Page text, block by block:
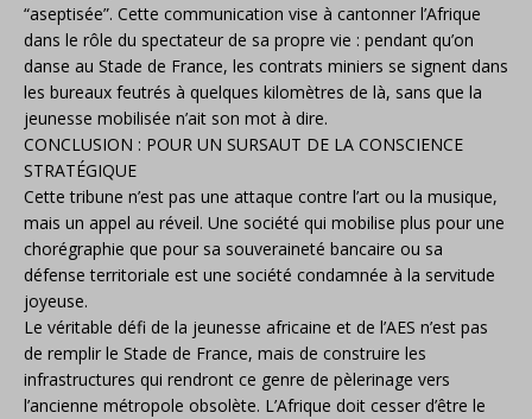
“aseptisée”. Cette communication vise à cantonner l’Afrique
dans le rôle du spectateur de sa propre vie : pendant qu’on
danse au Stade de France, les contrats miniers se signent dans
les bureaux feutrés à quelques kilomètres de là, sans que la
jeunesse mobilisée n’ait son mot à dire.
CONCLUSION : POUR UN SURSAUT DE LA CONSCIENCE
STRATÉGIQUE
Cette tribune n’est pas une attaque contre l’art ou la musique,
mais un appel au réveil. Une société qui mobilise plus pour une
chorégraphie que pour sa souveraineté bancaire ou sa
défense territoriale est une société condamnée à la servitude
joyeuse.
Le véritable défi de la jeunesse africaine et de l’AES n’est pas
de remplir le Stade de France, mais de construire les
infrastructures qui rendront ce genre de pèlerinage vers
l’ancienne métropole obsolète. L’Afrique doit cesser d’être le